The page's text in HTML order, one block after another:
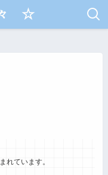
☆
れています。